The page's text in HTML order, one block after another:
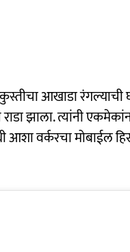
आखाडा
झाला. त्यांनी
आशा वर्करचा मोबाईल